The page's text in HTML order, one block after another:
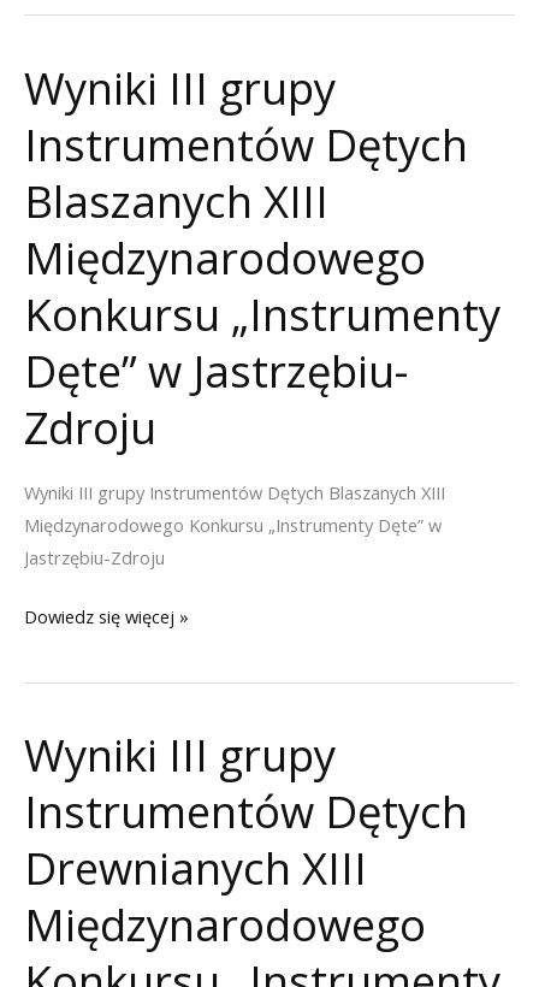
XIII
Konkursu
„Instrumenty
Dęte”
Jastrzębiu-
Zdroju
Wyniki III grupy
Instrumentów Dętych
Blaszanych XIII
Międzynarodowego
Konkursu „Instrumenty
Dęte” w Jastrzębiu-
Zdroju
Wyniki III grupy Instrumentów Dętych Blaszanych XIII
Międzynarodowego Konkursu „Instrumenty Dęte” w
Jastrzębiu-Zdroju
Wyniki
grupy
Dętych
Blaszanych
XIII
Konkursu
„Instrumenty
Dęte”
w
Dowiedz się więcej »
Wyniki III grupy
Instrumentów Dętych
Drewnianych XIII
Międzynarodowego